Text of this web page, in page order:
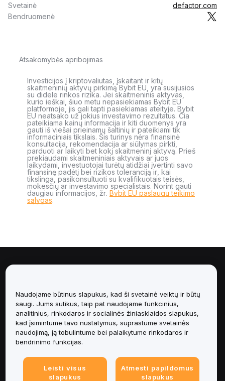
Svetainė
defactor.com
Bendruomenė
Atsakomybės apribojimas
Investicijos į kriptovaliutas, įskaitant ir kitų
skaitmeninių aktyvų pirkimą Bybit EU, yra susijusios
su didele rinkos rizika. Jei skaitmeninis aktyvas,
kurio ieškai, šiuo metu nepasiekiamas Bybit EU
platformoje, jis gali tapti pasiekiamas ateityje. Bybit
EU neatsako už jokius investavimo rezultatus. Čia
pateikiama kainų informacija ir kiti duomenys yra
gauti iš viešai prieinamų šaltinių ir pateikiami tik
informaciniais tikslais. Šis turinys nėra finansinė
konsultacija, rekomendacija ar siūlymas pirkti,
parduoti ar laikyti bet kokį skaitmeninį aktyvą. Prieš
prekiaudami skaitmeniniais aktyvais ar juos
laikydami, investuotojai turėtų atidžiai įvertinti savo
finansinę padėtį bei rizikos toleranciją ir, kai
tikslinga, pasikonsultuoti su kvalifikuotais teisės,
mokesčių ar investavimo specialistais. Norint gauti
daugiau informacijos, žr. Bybit EU paslaugų teikimo
sąlygas.
Paslaugos
Pagalba
Produktai
Teisinė informacija
Naudojame būtinus slapukus, kad ši svetainė veiktų ir būtų
saugi. Jums sutikus, taip pat naudojame funkcinius,
analitinius, rinkodaros ir socialinės žiniasklaidos slapukus,
kad įsimintume tavo nustatymus, suprastume svetainės
naudojimą, ją tobulintume bei palaikytume rinkodaros ir
bendrinimo funkcijas.
Leisti visus
slapukus
Atmesti papildomus
slapukus